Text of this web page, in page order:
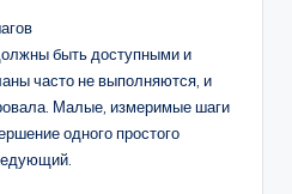
быть доступными и
часто не выполняются, и
Малые, измеримые шаги
одного простого